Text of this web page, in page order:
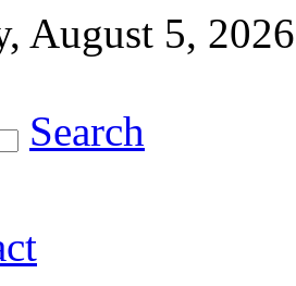
August 5, 2026
Search